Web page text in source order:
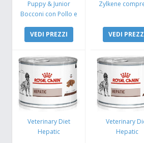
Puppy & Junior
Bocconi con Pollo e
VEDI PREZZI
Zylkene
VEDI
Veterinary Diet
Hepatic
Veterinary
Hepatic